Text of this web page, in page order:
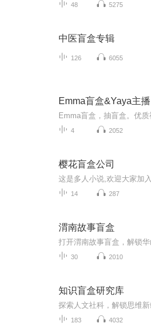
48 5275
中医盲盒专辑
126 6055
Emma盲盒&Yaya主播
4 2052
樱花盲盒公司
这是多人小说,欢迎大家加入
14 287
渭南故事盲盒
30 2010
知识盲盒研究库
183 4032